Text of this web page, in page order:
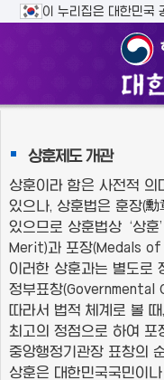
주메뉴 바로가기
본문바로가기이 누리집은 대한민국
상훈제도 개관
상훈이라 함은 사전적 의
있으나, 상훈법은 훈장(勳
있으므로 상훈법상 ‘상
Merit)과 포장(Medals of
이러한 상훈과는 별도로
정부표창(Governmental
따라서 법적 체계로 볼
최고의 정점으로 하여 포
중앙행정기관장 표창의
상훈은 대한민국국민이